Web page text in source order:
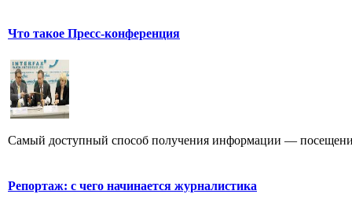
Что такое Пресс-конференция
Самый доступный способ получения информации —
Репортаж: с чего начинается журналистика